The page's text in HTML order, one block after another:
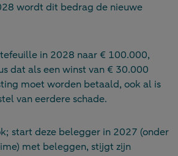
wordt dit bedrag de nieuwe
in 2028 naar € 100.000,
dat als een winst van € 30.000
moet worden betaald, ook al is
van eerdere schade.
start deze belegger in 2027 (onder
met beleggen, stijgt zijn